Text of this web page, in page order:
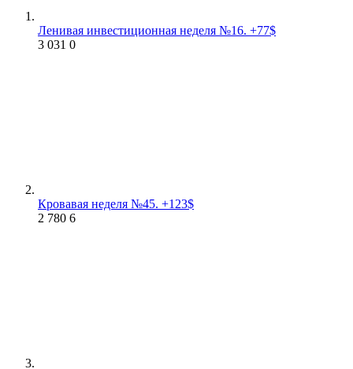
Ленивая инвестиционная неделя №16. +77$
3 031 0
Кровавая неделя №45. +123$
2 780 6